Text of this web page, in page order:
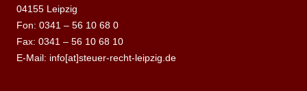
04155 Leipzig
Fon: 0341 – 56 10 68 0
Fax: 0341 – 56 10 68 10
E-Mail: info[at]steuer-recht-leipzig.de